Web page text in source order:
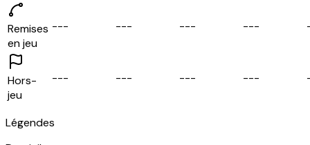
Remises
en jeu
--- --- --- ---
Hors-
jeu
--- --- --- ---
Légendes